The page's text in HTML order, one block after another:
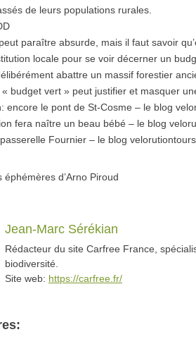
de leurs populations rurales.
paraître absurde, mais il faut savoir
locale pour se voir décerner un
abattre un massif forestier
budget vert » peut justifier et masquer
encore le pont de St-Cosme – le blog
fera naître un beau bébé – le blog
Fournier – le blog velorutiontours
d’Arno Piroud
Jean-Marc Sérékian
Rédacteur du site Carfree France,
biodiversité.
Site web: https://carfree.fr/